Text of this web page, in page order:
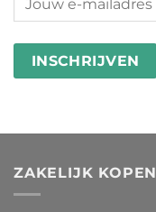
ZAKELIJK KOPEN